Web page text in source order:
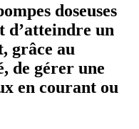
doseuses
d’atteindre un
grâce au
de gérer une
en courant ou